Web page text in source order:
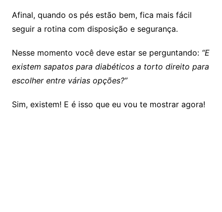
Afinal, quando os pés estão bem, fica mais fácil
seguir a rotina com disposição e segurança.
Nesse momento você deve estar se perguntando: “E
existem sapatos para diabéticos a torto direito para
escolher entre várias opções?”
Sim, existem! E é isso que eu vou te mostrar agora!